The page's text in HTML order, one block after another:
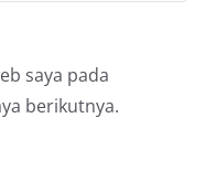
saya pada
berikutnya.